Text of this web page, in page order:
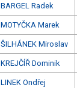
BARGEL Radek
MOTYČKA Marek
ŠILHÁNEK Miroslav
KREJČÍŘ Dominik
LINEK Ondřej